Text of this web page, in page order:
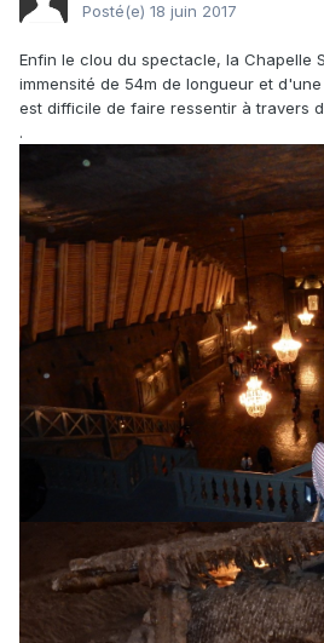
Posté(e) 18 juin 2017
Enfin le clou du spectacle, la Chapelle
immensité de 54m de longueur et
est difficile de faire ressentir à travers
.